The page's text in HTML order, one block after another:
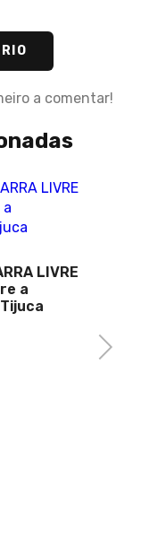
a comentar!
LIVRE
a
Next